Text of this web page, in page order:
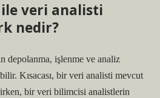
veri analisti
nedir?
depolanma, işlenme ve analiz
Kısacası, bir veri analisti mevcut
bir veri bilimcisi analistlerin